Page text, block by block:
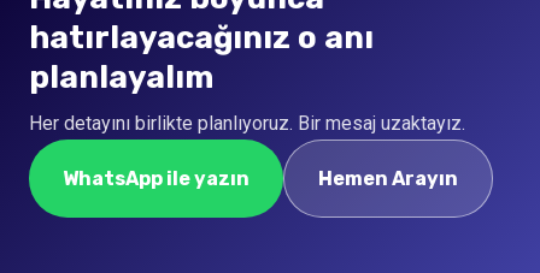
hatırlayacağınız o anı
planlayalım
Her detayını birlikte planlıyoruz. Bir mesaj uzaktayız.
WhatsApp ile yazın Hemen Arayın